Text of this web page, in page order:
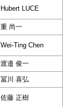
Hubert LUCE
重 尚一
Wei-Ting Chen
渡邉 俊一
冨川 喜弘
佐藤 正樹